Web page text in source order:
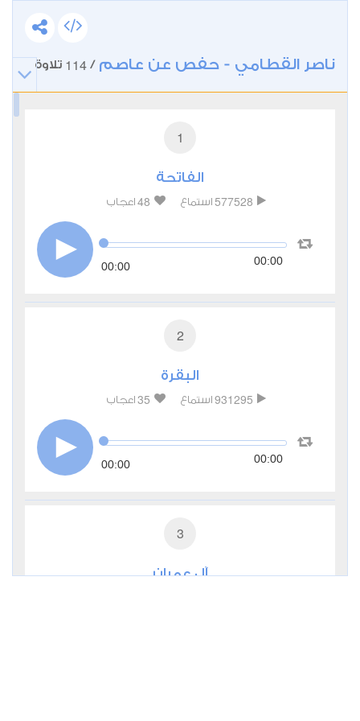
ناصر القطامي - حفص عن عاصم /
114 تلاوة
1
الفاتحة
577528 استماع 48 اعجاب
00:00 00:00
2
البقرة
931295 استماع 35 اعجاب
00:00 00:00
3
آل عمران